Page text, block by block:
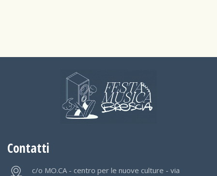
Contatti
c/o MO.CA - centro per le nuove culture - via